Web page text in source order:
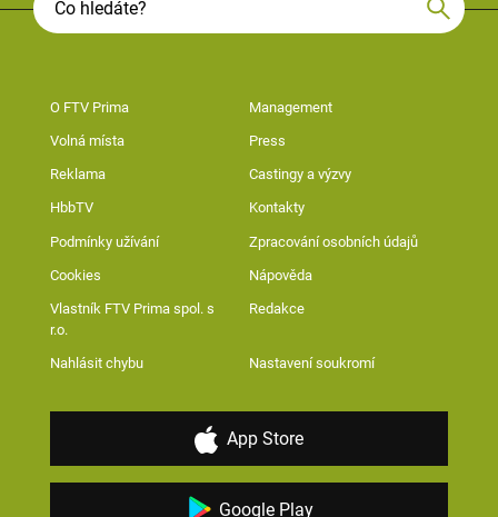
O FTV Prima Management
Volná místa Press
Reklama Castingy a výzvy
HbbTV Kontakty
Podmínky užívání Zpracování osobních údajů
Cookies Nápověda
Vlastník FTV Prima spol. s
r.o.
Redakce
Nahlásit chybu Nastavení soukromí
App Store
Google Play